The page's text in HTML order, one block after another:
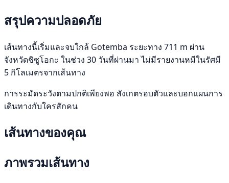
สรุปความปลอดภัย
เส้นทางนี้เริ่มและจบใกล้ Gotemba ระยะทาง 711 m ผ่าน
จังหวัดชิซูโอกะ ในช่วง 30 วันที่ผ่านมา ไม่มีรายงานหมีในรัศมี
5 กิโลเมตรจากเส้นทาง
การระมัดระวังตามปกติเพียงพอ สังเกตรอบตัวและบอกแผนการ
เดินทางกับใครสักคน
เส้นทางของคุณ
ภาพรวมเส้นทาง